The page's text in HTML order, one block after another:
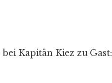
bei Kapitän Kiez zu Gast: